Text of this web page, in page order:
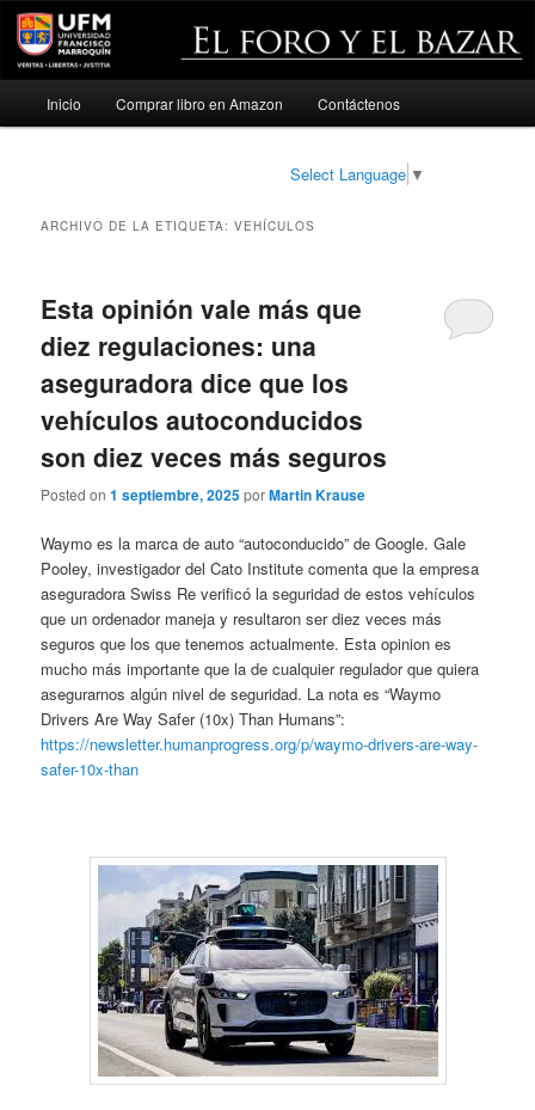
Ir
Ir
Inicio Comprar libro en Amazon Contáctenos
Select Language ▼
ARCHIVO DE LA ETIQUETA:VEHÍCULOS
Esta opinión vale más que
diez regulaciones: una
aseguradora dice que los
vehículos autoconducidos
son diez veces más seguros
Posted on1 septiembre, 2025porMartin Krause
Waymo es la marca de auto “autoconducido” de Google. Gale
Pooley, investigador del Cato Institute comenta que la empresa
aseguradora Swiss Re verificó la seguridad de estos vehículos
que un ordenador maneja y resultaron ser diez veces más
seguros que los que tenemos actualmente. Esta opinion es
mucho más importante que la de cualquier regulador que quiera
asegurarnos algún nivel de seguridad. La nota es “Waymo
Drivers Are Way Safer (10x) Than Humans”:
https://newsletter.humanprogress.org/p/waymo-drivers-are-way-
safer-10x-than